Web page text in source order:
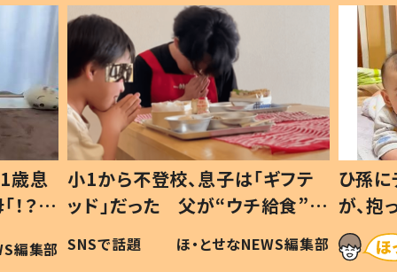
歳息
？」
編集部
小1から不登校、息子は「ギフテ
ッド」だった 父が“ウチ給食”を
作り続ける理由とは #令和の親
#令和の子
SNSで話題 ほ・とせなNEWS編集部
ひ孫
が、
「涙が
い」